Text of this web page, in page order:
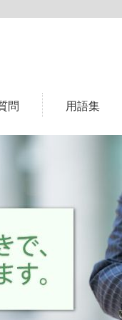
問 用語集